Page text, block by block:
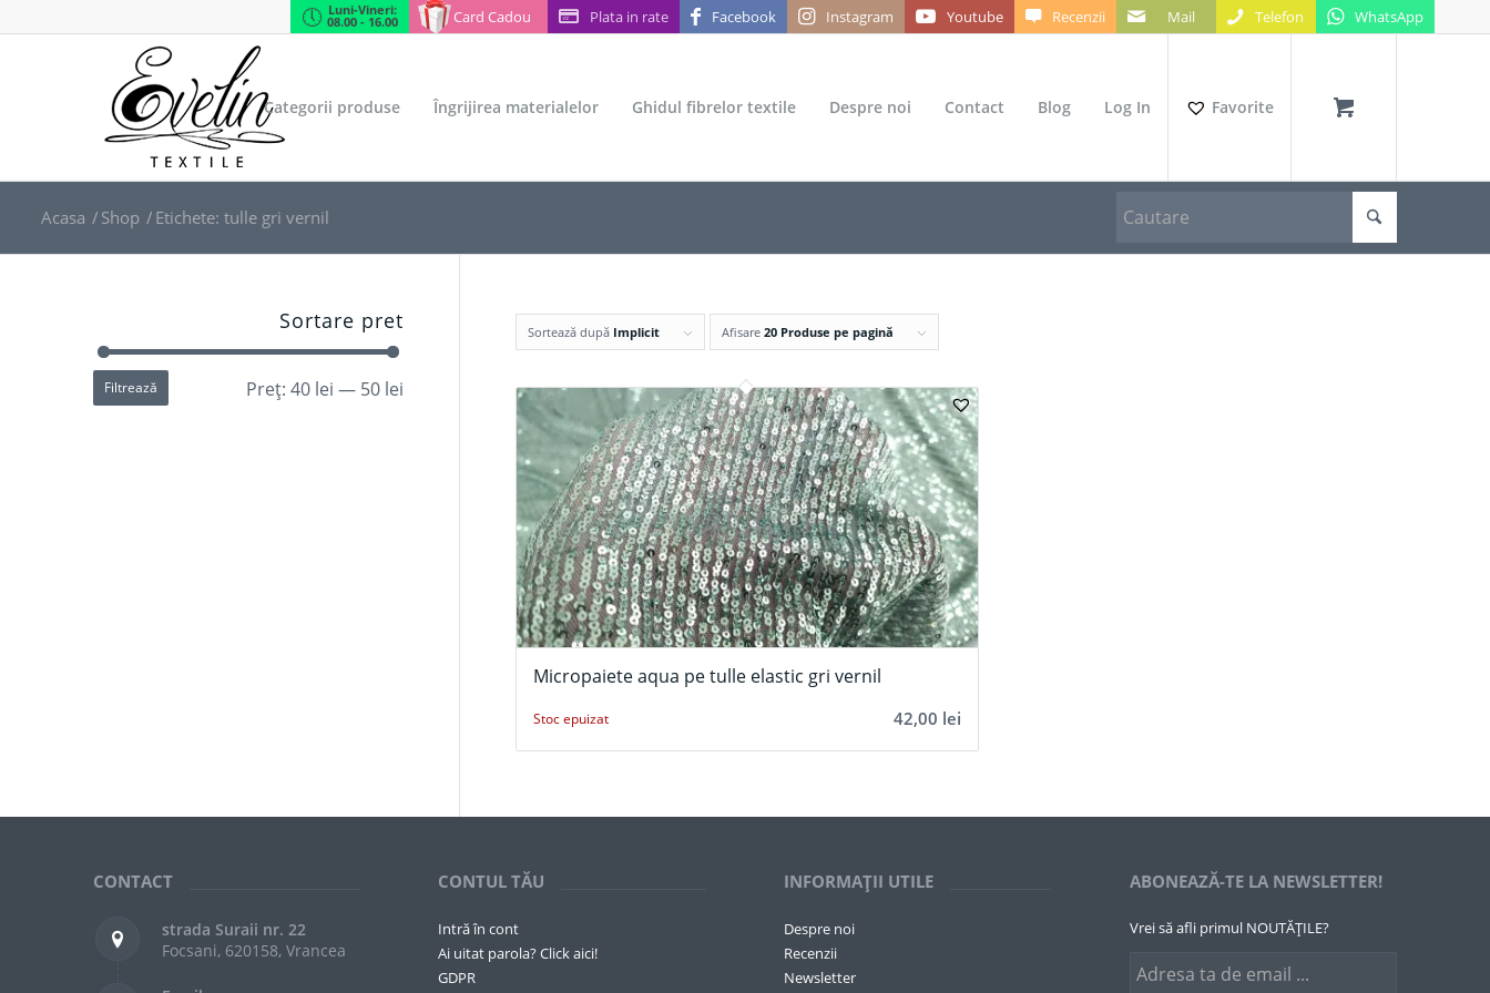
Card Cadou Plata in rate Facebook Instagram Youtube Recenzii Mail Telefon WhatsApp
Luni-Vineri:
08.00 - 16.00
Categorii produse Îngrijirea materialelor Ghidul fibrelor textile Despre noi Contact Blog Log In Favorite
Acasa / Shop / Etichete: tulle gri vernil
Sortează după Implicit Afisare 20 Produse pe pagină
Micropaiete aqua pe tulle elastic gri vernil
42,00 lei
Stoc epuizat
Sortare pret
Filtrează Preț: 40 lei — 50 lei
CONTACT
strada Suraii nr. 22
Focsani, 620158, Vrancea
CONTUL TĂU
Intră în cont
Ai uitat parola? Click aici!
GDPR
INFORMAȚII UTILE
Despre noi
Recenzii
Newsletter
ABONEAZĂ-TE LA NEWSLETTER!
Vrei să afli primul NOUTĂȚILE?